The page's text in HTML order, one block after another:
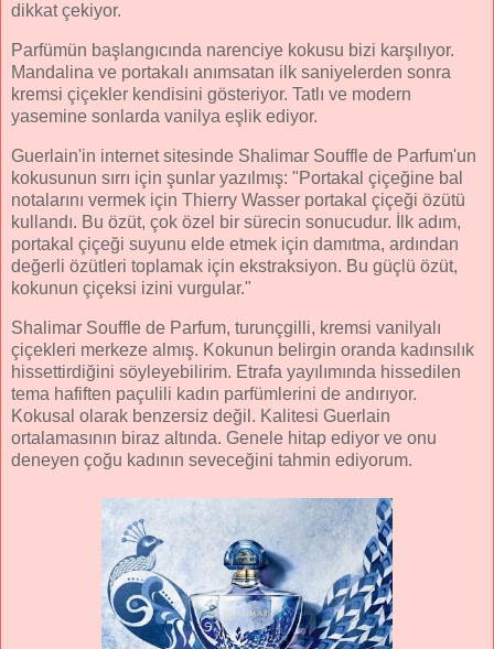
dikkat çekiyor.
Parfümün başlangıcında narenciye kokusu bizi karşılıyor.
Mandalina ve portakalı anımsatan ilk saniyelerden sonra
kremsi çiçekler kendisini gösteriyor. Tatlı ve modern
yasemine sonlarda vanilya eşlik ediyor.
Guerlain'in internet sitesinde Shalimar Souffle de Parfum'un
kokusunun sırrı için şunlar yazılmış: "Portakal çiçeğine bal
notalarını vermek için Thierry Wasser portakal çiçeği özütü
kullandı. Bu özüt, çok özel bir sürecin sonucudur. İlk adım,
portakal çiçeği suyunu elde etmek için damıtma, ardından
değerli özütleri toplamak için ekstraksiyon. Bu güçlü özüt,
kokunun çiçeksi izini vurgular."
Shalimar Souffle de Parfum, turunçgilli, kremsi vanilyalı
çiçekleri merkeze almış. Kokunun belirgin oranda kadınsılık
hissettirdiğini söyleyebilirim. Etrafa yayılımında hissedilen
tema hafiften paçulili kadın parfümlerini de andırıyor.
Kokusal olarak benzersiz değil. Kalitesi Guerlain
ortalamasının biraz altında. Genele hitap ediyor ve onu
deneyen çoğu kadının seveceğini tahmin ediyorum.